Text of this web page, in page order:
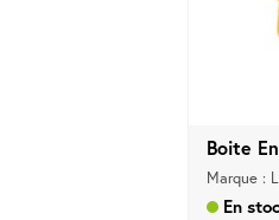
Boite
Marque :
En